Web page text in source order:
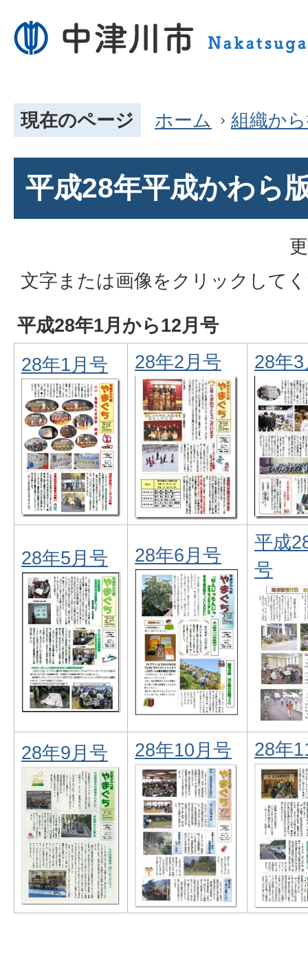
現在のページ ホーム 組織か
平成28年平成かわら
文字または画像をクリックして
平成28年1月から12月号
28年1月号
28年2月号 28年
28年5月号 28年6月号
平成
号
28年9月号 28年10月号 28年